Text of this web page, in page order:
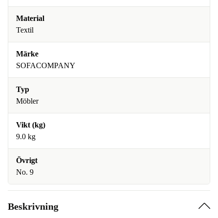
Material
Textil
Märke
SOFACOMPANY
Typ
Möbler
Vikt (kg)
9.0 kg
Övrigt
No. 9
Beskrivning